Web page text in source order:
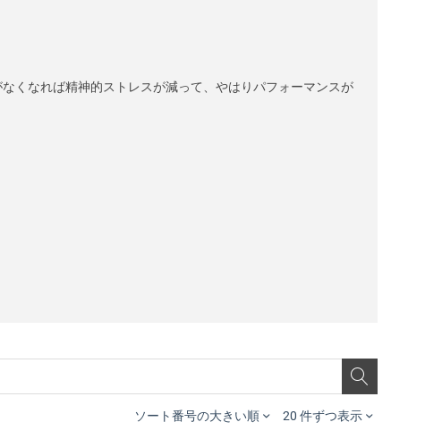
くなれば精神的ストレスが減って、やはりパフォーマンスが
ソート番号の大きい順 20 件ずつ表示